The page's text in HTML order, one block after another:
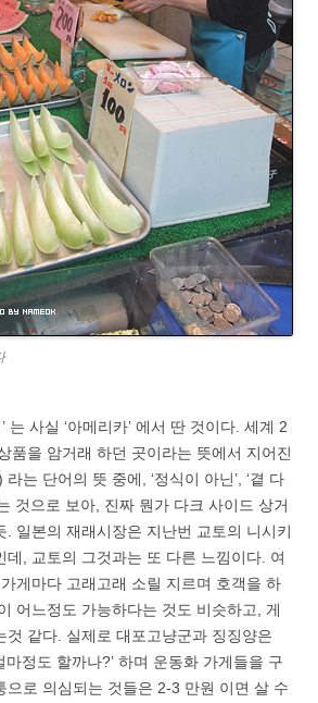
는 사실 ‘아메리카’ 에서 딴 것이다. 세계 2
품을 암거래 하던 곳이라는 뜻에서 지어진
는 단어의 뜻 중에, ‘정식이 아닌’, ‘곁 다
것으로 보아, 진짜 뭔가 다크 사이드 상거
. 일본의 재래시장은 지난번 교토의 니시키
데, 교토의 그것과는 또 다른 느낌이다. 여
게마다 고래고래 소릴 지르며 호객을 하
어느정도 가능하다는 것도 비슷하고, 게
것 같다. 실제로 대포고냥군과 징징양은
마정도 할까나?’ 하며 운동화 가게들을 구
으로 의심되는 것들은 2-3 만원 이면 살 수